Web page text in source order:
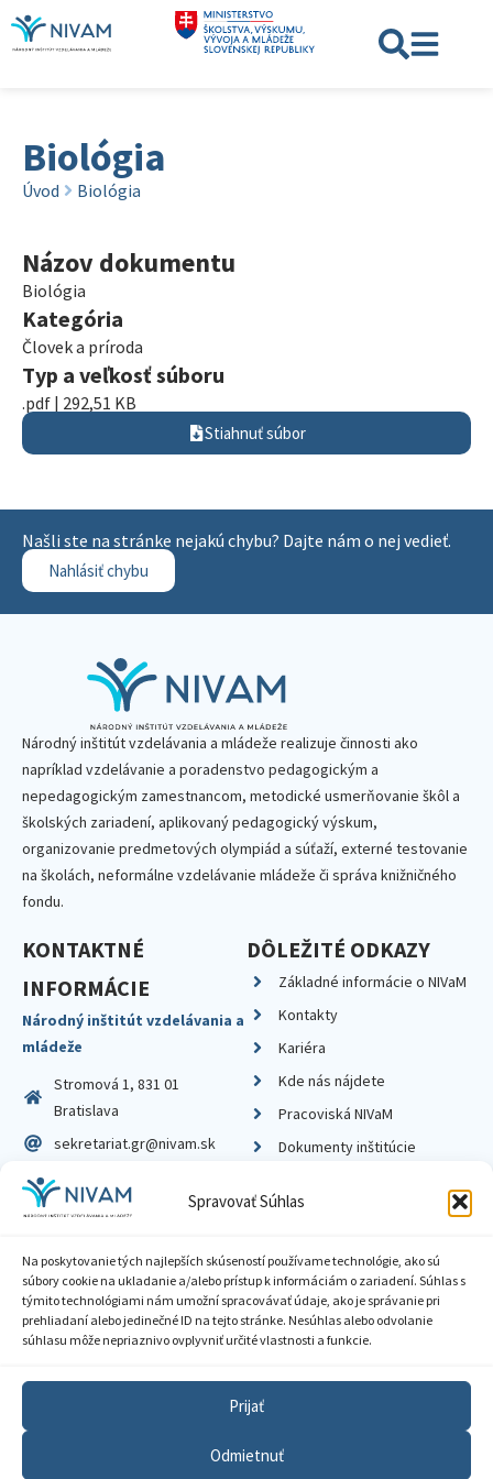
Spravovať Súhlas
Na poskytovanie tých najlepších skúseností používame technológie, ako sú
súbory cookie na ukladanie a/alebo prístup k informáciám o zariadení. Súhlas s
týmito technológiami nám umožní spracovávať údaje, ako je správanie pri
prehliadaní alebo jedinečné ID na tejto stránke. Nesúhlas alebo odvolanie
súhlasu môže nepriaznivo ovplyvniť určité vlastnosti a funkcie.
Prijať
Odmietnuť
Biológia
Úvod Biológia
Názov dokumentu
Biológia
Kategória
Človek a príroda
Typ a veľkosť súboru
.pdf | 292,51 KB
Stiahnuť súbor
Našli ste na stránke nejakú chybu? Dajte nám o nej vedieť.
Nahlásiť chybu
Národný inštitút vzdelávania a mládeže realizuje činnosti ako
napríklad vzdelávanie a poradenstvo pedagogickým a
nepedagogickým zamestnancom, metodické usmerňovanie škôl a
školských zariadení, aplikovaný pedagogický výskum,
organizovanie predmetových olympiád a súťaží, externé testovanie
na školách, neformálne vzdelávanie mládeže či správa knižničného
fondu.
KONTAKTNÉ
INFORMÁCIE
Národný inštitút vzdelávania a
mládeže
Stromová 1, 831 01
Bratislava
sekretariat.gr@nivam.sk
IČO: 00164348
DIČ: 2020798714
DÔLEŽITÉ ODKAZY
Základné informácie o NIVaM
Kontakty
Kariéra
Kde nás nájdete
Pracoviská NIVaM
Dokumenty inštitúcie
Zásady ochrany súkromia
Sprístupnenie informácií